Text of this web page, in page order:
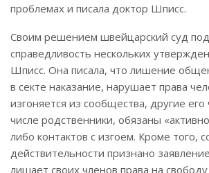
проблемах и писала доктор Шписс.
Своим решением швейцарский суд
справедливость нескольких
Шписс. Она писала, что лишение
в секте наказание, нарушает права
изгоняется из сообщества, другие
числе родственники, обязаны
либо контактов с изгоем. Кроме того,
действительности признано
лишает своих членов права на